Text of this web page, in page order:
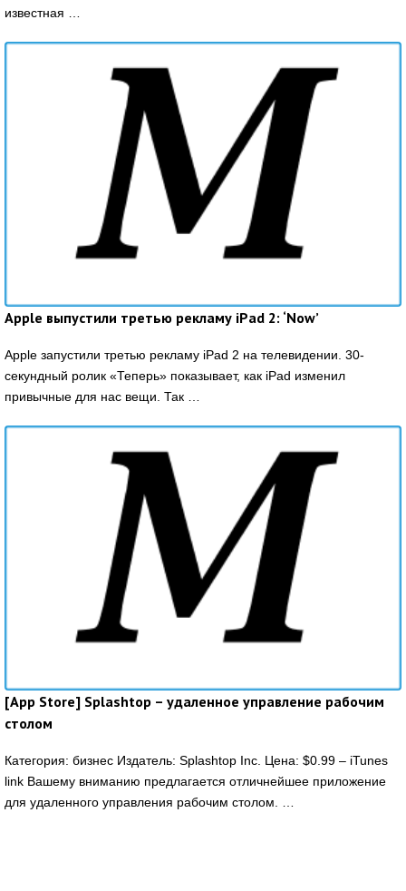
известная …
Apple выпустили третью рекламу iPad 2: ‘Now’
Apple запустили третью рекламу iPad 2 на телевидении. 30-
секундный ролик «Теперь» показывает, как iPad изменил
привычные для нас вещи. Так …
[App Store] Splashtop – удаленное управление рабочим
столом
Категория: бизнес Издатель: Splashtop Inc. Цена: $0.99 – iTunes
link Вашему вниманию предлагается отличнейшее приложение
для удаленного управления рабочим столом. …